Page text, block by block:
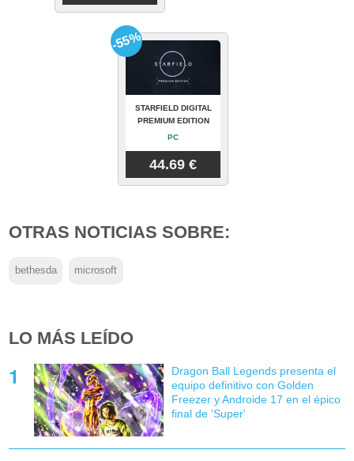
STARFIELD DIGITAL
PREMIUM EDITION
PC
44.69 €
-55%
OTRAS NOTICIAS SOBRE:
bethesda microsoft
LO MÁS LEÍDO
Dragon Ball Legends presenta el
equipo definitivo con Golden
Freezer y Androide 17 en el épico
final de 'Super'